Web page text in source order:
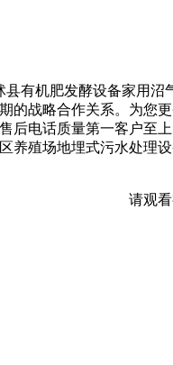
机肥发酵设备家用沼
战略合作关系。为
电话质量第一客户
殖场地埋式污水处
请观